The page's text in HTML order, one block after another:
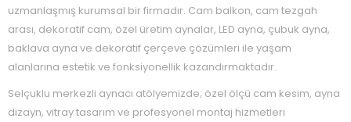
uzmanlaşmış kurumsal bir firmadır. Cam balkon, cam tezgah
arası, dekoratif cam, özel üretim aynalar, LED ayna, çubuk ayna,
baklava ayna ve dekoratif çerçeve çözümleri ile yaşam
alanlarına estetik ve fonksiyonellik kazandırmaktadır.
Selçuklu merkezli aynacı atölyemizde; özel ölçü cam kesim, ayna
dizayn, vitray tasarım ve profesyonel montaj hizmetleri